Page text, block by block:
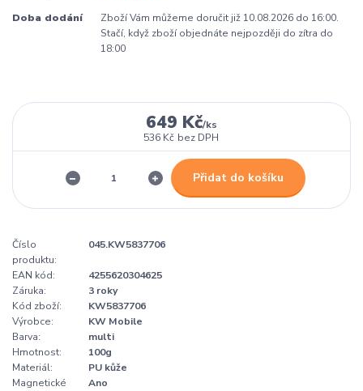
Doba dodání
Zboží Vám můžeme doručit již 10.08.2026 do 16:00.
Stačí, když zboží objednáte nejpozději do zítra do
18:00
649 Kč/ks
536 Kč bez DPH
Přidat do košíku
Číslo
produktu:
045.KW5837706
EAN kód:
4255620304625
Záruka:
3 roky
Kód zboží:
KW5837706
Výrobce:
KW Mobile
Barva:
multi
Hmotnost:
100g
Materiál:
PU kůže
Magnetické
Ano